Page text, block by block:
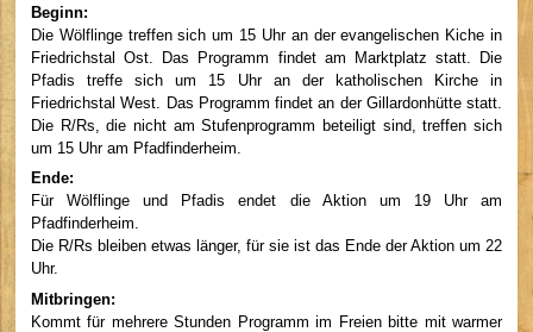
Beginn:
Die Wölflinge treffen sich um 15 Uhr an der evangelischen Kiche in
Friedrichstal Ost. Das Programm findet am Marktplatz statt. Die
Pfadis treffe sich um 15 Uhr an der katholischen Kirche in
Friedrichstal West. Das Programm findet an der Gillardonhütte statt.
Die R/Rs, die nicht am Stufenprogramm beteiligt sind, treffen sich
um 15 Uhr am Pfadfinderheim.
Ende:
Für Wölflinge und Pfadis endet die Aktion um 19 Uhr am
Pfadfinderheim.
Die R/Rs bleiben etwas länger, für sie ist das Ende der Aktion um 22
Uhr.
Mitbringen:
Kommt für mehrere Stunden Programm im Freien bitte mit warmer